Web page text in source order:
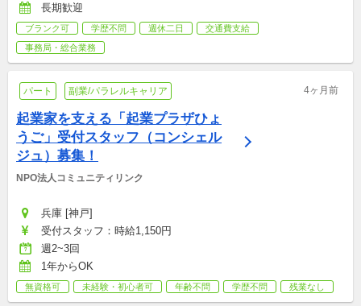
長期歓迎
ブランク可 学歴不問 週休二日
交通費支給
事務局・総合業務
パート 副業/パラレルキャリア 4ヶ月前
起業家を支える「起業プラザひょ
うご」受付スタッフ（コンシェル
ジュ）募集！
NPO法人コミュニティリンク
兵庫 [神戸]
受付スタッフ：時給1,150円
週2~3回
1年からOK
無資格可 未経験・初心者可 年齢不問 学歴不問 残業なし